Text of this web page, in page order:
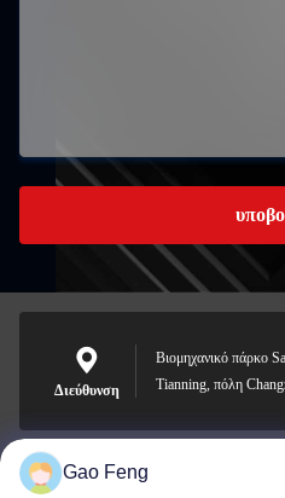
Διεύθυνση
Βιομηχανικό πάρκο
Tianning, πόλη
Gao Feng